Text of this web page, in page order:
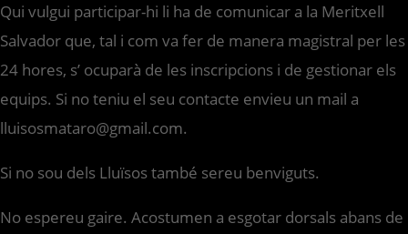
Qui vulgui participar-hi li ha de comunicar a la Meritxell
Salvador que, tal i com va fer de manera magistral per les
24 hores, s’ ocuparà de les inscripcions i de gestionar els
equips. Si no teniu el seu contacte envieu un mail a
lluisosmataro@gmail.com.
Si no sou dels Lluïsos també sereu benviguts.
No espereu gaire. Acostumen a esgotar dorsals abans de